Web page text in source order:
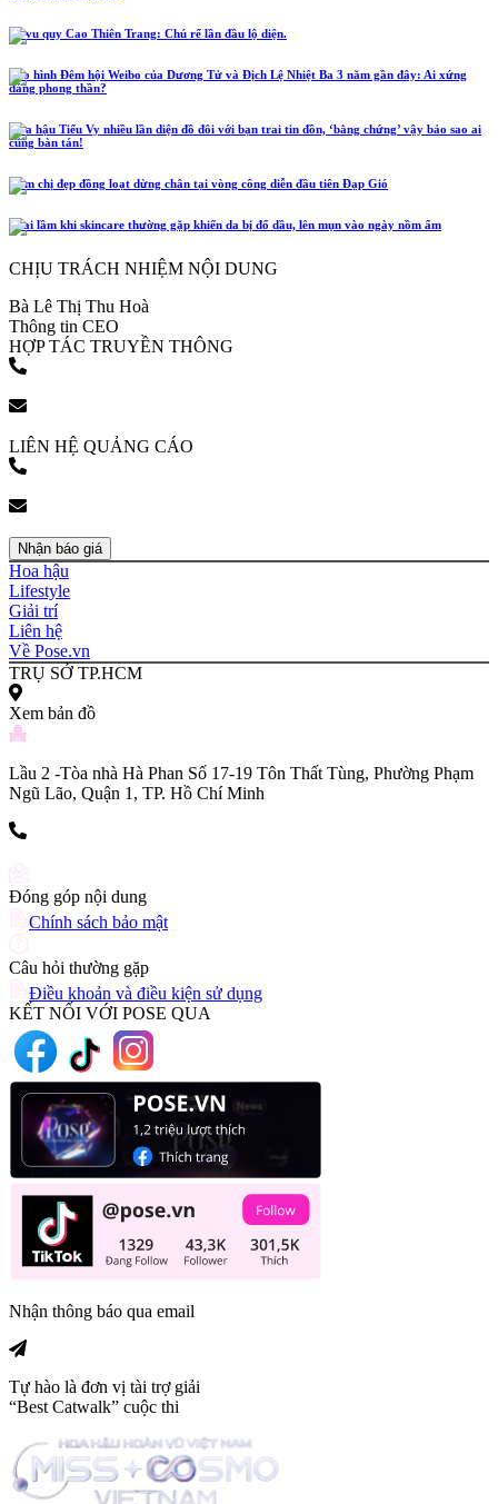
Lễ vu quy Cao Thiên Trang: Chú rể lần đầu lộ diện.
Tạo hình Đêm hội Weibo của Dương Tử và Địch Lệ Nhiệt Ba 3 năm gần đây: Ai xứng
đáng phong thần?
Hoa hậu Tiểu Vy nhiều lần diện đồ đôi với bạn trai tin đồn, ‘bằng chứng’ vậy bảo sao ai
cũng bàn tán!
Năm chị đẹp đồng loạt dừng chân tại vòng công diễn đầu tiên Đạp Gió
4 sai lầm khi skincare thường gặp khiến da bị đổ dầu, lên mụn vào ngày nồm ẩm
CHỊU TRÁCH NHIỆM NỘI DUNG
Bà Lê Thị Thu Hoà
Thông tin CEO
HỢP TÁC TRUYỀN THÔNG
LIÊN HỆ QUẢNG CÁO
Nhận báo giá
Hoa hậu
Lifestyle
Giải trí
Liên hệ
Về Pose.vn
TRỤ SỞ TP.HCM
Xem bản đồ
Lầu 2 -Tòa nhà Hà Phan Số 17-19 Tôn Thất Tùng, Phường Phạm
Ngũ Lão, Quận 1, TP. Hồ Chí Minh
Đóng góp nội dung
Chính sách bảo mật
Câu hỏi thường gặp
Điều khoản và điều kiện sử dụng
KẾT NỐI VỚI POSE QUA
Nhận thông báo qua email
Tự hào là đơn vị tài trợ giải
“Best Catwalk” cuộc thi